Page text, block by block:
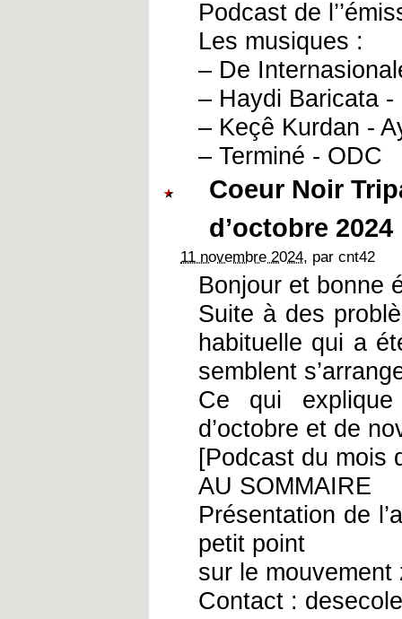
Podcast de
Les musiques :
– De
– Haydi Baricata -
– Keçê Kurdan -
– Terminé - ODC
Coeur Noir
d’octobre 2024
11 novembre 2024, par cnt42
Bonjour et bonne
Suite à des
habituelle qui a
semblent
Ce qui
d’octobre et de
[Podcast du mois
AU SOMMAIRE
Présentation de
petit point
sur le mouvement
Contact :